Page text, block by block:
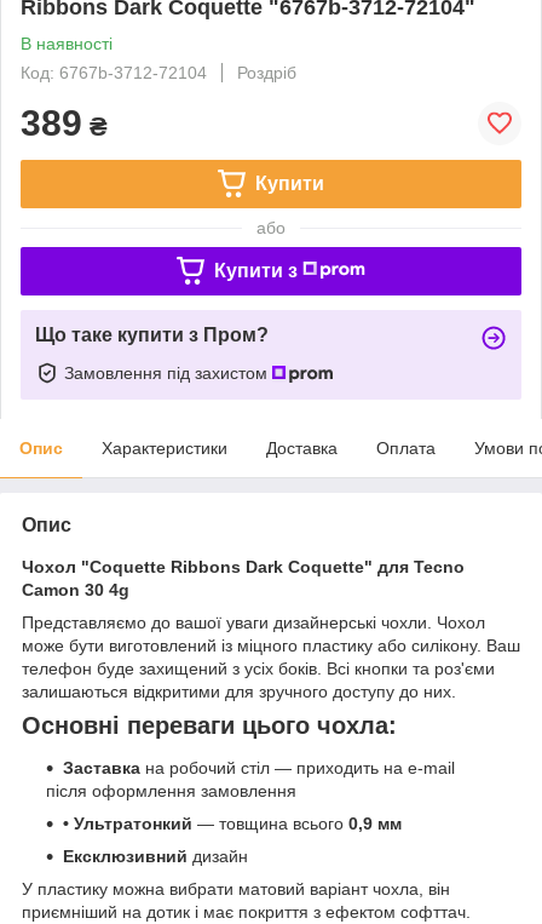
Ribbons Dark Coquette "6767b-3712-72104"
В наявності
Код: 6767b-3712-72104
Роздріб
389 ₴
Купити
або
Купити з
Що таке купити з Пром?
Замовлення під захистом
Опис Характеристики Доставка Оплата Умови
Опис
Чохол "Coquette Ribbons Dark Coquette" для Tecno
Camon 30 4g
Представляємо до вашої уваги дизайнерські чохли. Чохол
може бути виготовлений із міцного пластику або силікону. Ваш
телефон буде захищений з усіх боків. Всі кнопки та роз'єми
залишаються відкритими для зручного доступу до них.
Основні переваги цього чохла:
Заставка на робочий стіл — приходить на e-mail
після оформлення замовлення
• Ультратонкий — товщина всього 0,9 мм
Ексклюзивний дизайн
У пластику можна вибрати матовий варіант чохла, він
приємніший на дотик і має покриття з ефектом софттач.